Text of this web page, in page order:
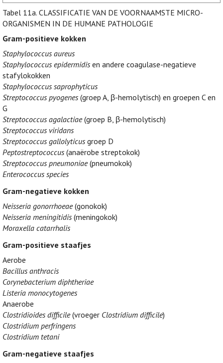
Tabel 11a. CLASSIFICATIE VAN DE VOORNAAMSTE MICRO-
ORGANISMEN IN DE HUMANE PATHOLOGIE
Gram-positieve kokken
Staphylococcus aureus
Staphylococcus epidermidis en andere coagulase-negatieve
stafylokokken
Staphylococcus saprophyticus
Streptococcus pyogenes (groep A, β-hemolytisch) en groepen C en
G
Streptococcus agalactiae(groep B, β-hemolytisch)
Streptococcus viridans
Streptococcus gallolyticus groep D
Peptostreptococcus (anaërobe streptokok)
Streptococcus pneumoniae(pneumokok)
Enterococcus species
Gram-negatieve kokken
Neisseria gonorrhoeae(gonokok)
Neisseria meningitidis (meningokok)
Moraxella catarrhalis
Gram-positieve staafjes
Aerobe
Bacillus anthracis
Corynebacterium diphtheriae
Listeria monocytogenes
Anaerobe
Clostridioides difficile(vroeger Clostridium difficile)
Clostridium perfringens
Clostridium tetani
Gram-negatieve staafjes